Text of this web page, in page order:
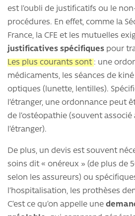
est l’oubli de justificatifs ou le
procédures. En effet, comme la
France, la CFE et les mutuelles
justificatives spécifiques pour
Les plus courants sont : une
médicaments, les séances de
optiques (lunette, lentilles).
l’étranger, une ordonnance peut
de l’ostéopathie (souvent associé
l’étranger).
De plus, un devis est souvent
soins dit « onéreux » (de plus de
selon les assureurs) ou
l’hospitalisation, les prothèses
C’est ce qu’on appelle une